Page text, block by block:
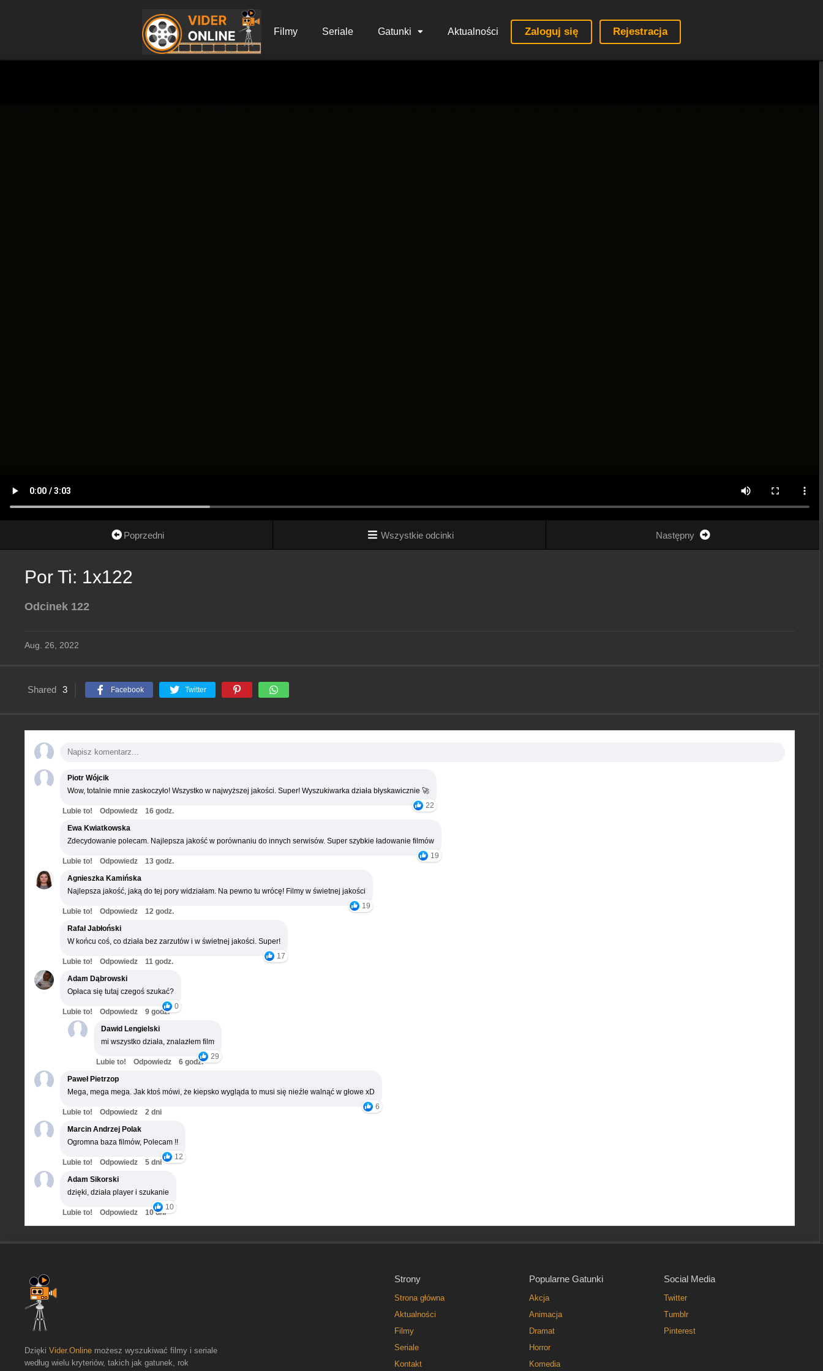
Filmy Seriale Gatunki Aktualności Zaloguj się Rejestracja
Poprzedni Wszystkie odcinki Następny
Por Ti: 1x122
Odcinek 122
Aug. 26, 2022
Shared 3 Facebook Twitter
Piotr Wójcik
Wow, totalnie mnie zaskoczyło! Wszystko w najwyższej jakości. Super! Wyszukiwarka działa błyskawicznie 🚀
22
Lubie to! Odpowiedz
16 godz.
Ewa Kwiatkowska
Zdecydowanie polecam. Najlepsza jakość w porównaniu do innych serwisów. Super szybkie ładowanie filmów
19
Lubie to! Odpowiedz
13 godz.
Agnieszka Kamińska
Najlepsza jakość, jaką do tej pory widziałam. Na pewno tu wrócę! Filmy w świetnej jakości
19
Lubie to! Odpowiedz
12 godz.
Rafał Jabłoński
W końcu coś, co działa bez zarzutów i w świetnej jakości. Super!
17
Lubie to! Odpowiedz
11 godz.
Adam Dąbrowski
Opłaca się tutaj czegoś szukać?
0
Lubie to! Odpowiedz
9 godz.
Dawid Lengielski
mi wszystko działa, znalazłem film
29
Lubie to! Odpowiedz
6 godz.
Paweł Pietrzop
Mega, mega mega. Jak ktoś mówi, że kiepsko wygląda to musi się nieźle walnąć w głowe xD
6
Lubie to! Odpowiedz
2 dni
Marcin Andrzej Polak
Ogromna baza filmów, Polecam !!
12
Lubie to! Odpowiedz
5 dni
Adam Sikorski
dzięki, działa player i szukanie
10
Lubie to! Odpowiedz 10 dni
Strony
Strona główna
Aktualności
Filmy
Seriale
Kontakt
Popularne Gatunki
Akcja
Animacja
Dramat
Horror
Komedia
Social Media
Twitter
Tumblr
Pinterest
Dzięki Vider.Online możesz wyszukiwać filmy i seriale
według wielu kryteriów, takich jak gatunek, rok